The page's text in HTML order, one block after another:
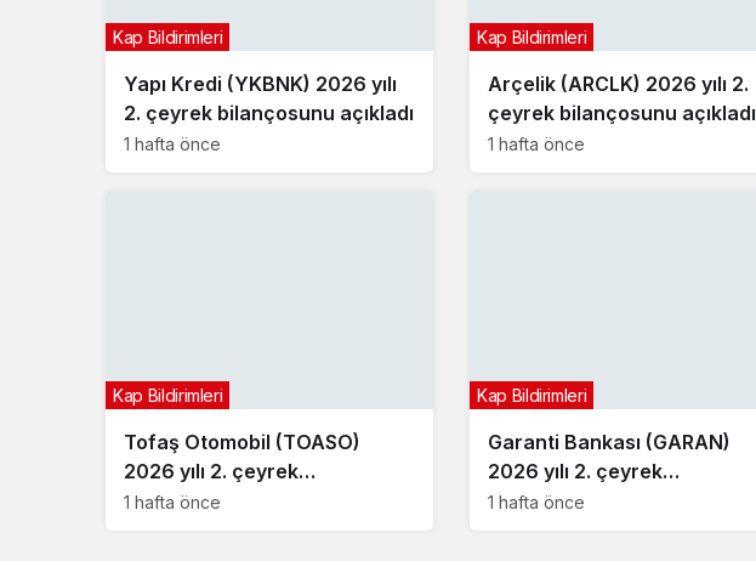
Yapı Kredi (YKBNK) 2026 yılı
2. çeyrek bilançosunu açıkladı
Kap Bildirimleri
1 hafta önce
Arçelik (ARCLK) 2026 yılı 2.
çeyrek bilançosunu açıkladı
Kap Bildirimleri
1 hafta önce
Tofaş Otomobil (TOASO)
2026 yılı 2. çeyrek
bilançosunu açıkladı
Kap Bildirimleri
1 hafta önce
Garanti Bankası (GARAN)
2026 yılı 2. çeyrek
bilançosunu açıkladı
Kap Bildirimleri
1 hafta önce